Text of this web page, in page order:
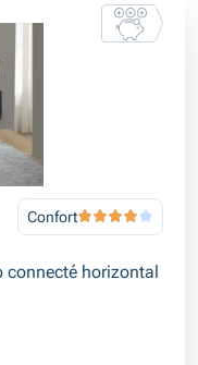
Confort
connecté horizontal